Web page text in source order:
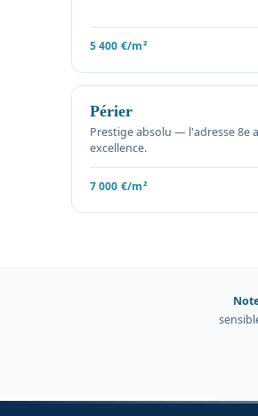
5 400 €/m²
Périer
Prestige absolu — l'adresse 8e
excellence.
7 000 €/m²